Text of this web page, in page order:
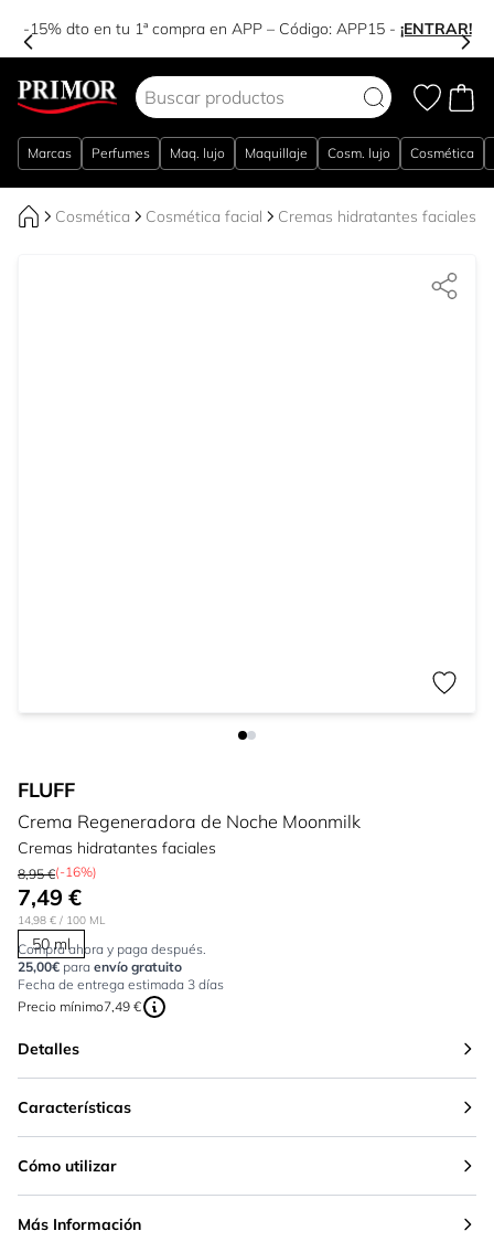
-15% dto en tu 1ª compra en APP – Código: APP15- ¡ENTRAR!
Marcas Perfumes Maq. lujo Maquillaje Cosm. lujo Cosmética
Cosmética Cosmética facial Cremas hidratantes faciales
FLUFF
Crema Regeneradora de Noche Moonmilk
Cremas hidratantes faciales
8,95 €(-16%)
7,49 €
14,98 € / 100 ML
50 ml
Compra ahora y paga después.
25,00€ para envío gratuito
Fecha de entrega estimada 3 días
Precio mínimo7,49 €
Detalles
Características
Cómo utilizar
Más Información